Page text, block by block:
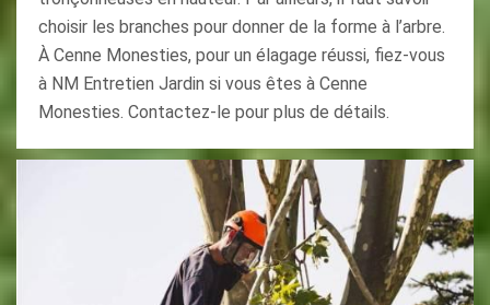
choisir les branches pour donner de la forme à l’arbre.
À Cenne Monesties, pour un élagage réussi, fiez-vous
à NM Entretien Jardin si vous êtes à Cenne
Monesties. Contactez-le pour plus de détails.